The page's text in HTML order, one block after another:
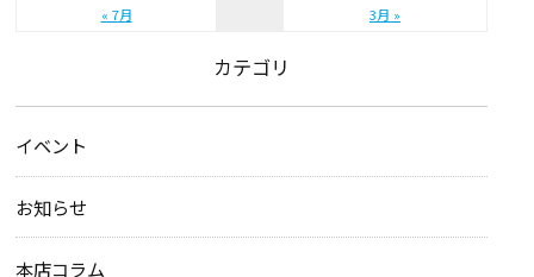
« 7月 3月 »
カテゴリ
イベント
お知らせ
本店コラム